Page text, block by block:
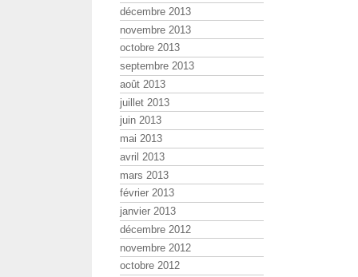
décembre 2013
novembre 2013
octobre 2013
septembre 2013
août 2013
juillet 2013
juin 2013
mai 2013
avril 2013
mars 2013
février 2013
janvier 2013
décembre 2012
novembre 2012
octobre 2012